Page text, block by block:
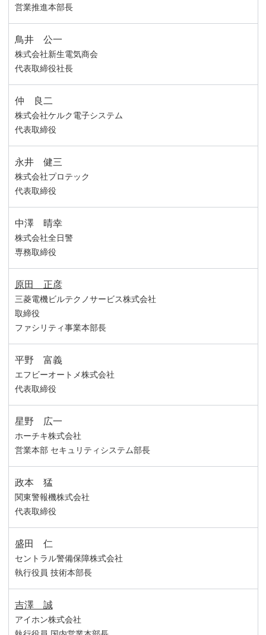
営業推進本部長
鳥井 公一
株式会社新生電気商会
代表取締役社長
仲 良二
株式会社ケルク電子システム
代表取締役
永井 健三
株式会社プロテック
代表取締役
中澤 晴幸
株式会社全日警
専務取締役
原田 正彦
三菱電機ビルテクノサービス株式会社
取締役
ファシリティ事業本部長
平野 富義
エフビーオートメ株式会社
代表取締役
星野 広一
ホーチキ株式会社
営業本部 セキュリティシステム部長
政本 猛
関東警報機株式会社
代表取締役
盛田 仁
セントラル警備保障株式会社
執行役員 技術本部長
吉澤 誠
アイホン株式会社